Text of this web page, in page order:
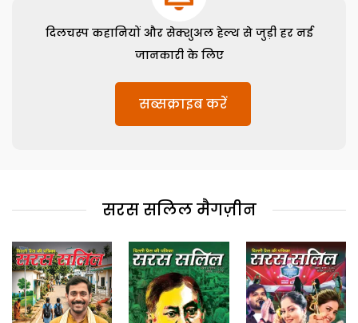
दिलचस्प कहानियों और सेक्शुअल हेल्थ से जुड़ी हर नई
जानकारी के लिए
सब्सक्राइब करें
सरस सलिल मैगज़ीन